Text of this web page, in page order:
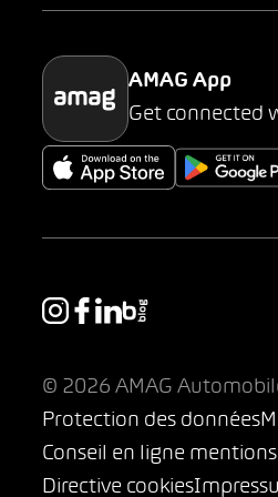
Parking
AMAG App
Get connected
© 2026 AMAG
Protection des données
Conseil en ligne
Directive cookies